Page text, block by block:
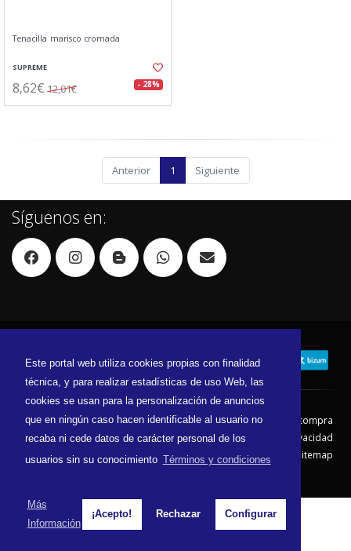
Este portal web utiliza cookies propias con finalidad
técnica, y para realizar estadísticas de uso Web, las
cookies se usan para la personalización de anuncios
que en ningún caso hacen identificable al usuario no
recaba ni cede datos de carácter personal de los
usuarios sin su conocimiento Términos y condiciones
Más
Información
¡Acepto! Rechazar Configurar
Tenacilla marisco cromada
SUPREME
8,62€ 12,01€ - 28%
Anterior 1 Siguiente
Síguenos en:
Contacto Aviso Legal
Condiciones de compra
Política de envíos
Política de devolución
Política de Privacidad
Política de Cookies
Sitemap